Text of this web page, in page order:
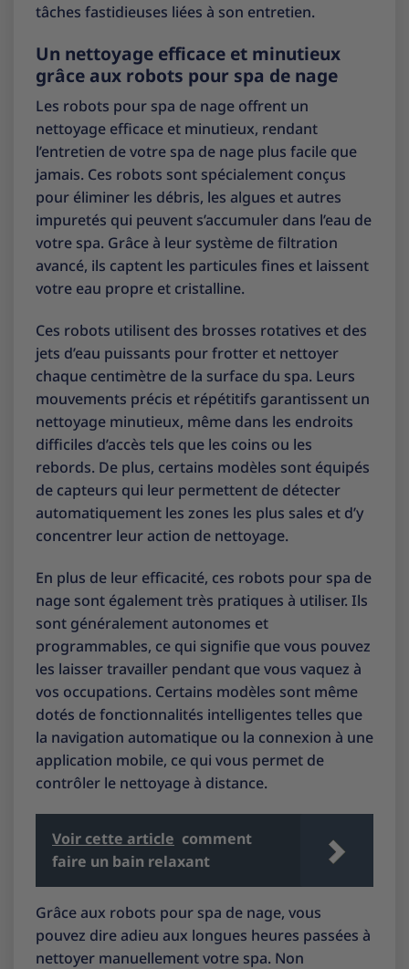
tâches fastidieuses liées à son entretien.
Un nettoyage efficace et minutieux
grâce aux robots pour spa de nage
Les robots pour spa de nage offrent un
nettoyage efficace et minutieux, rendant
l’entretien de votre spa de nage plus facile que
jamais. Ces robots sont spécialement conçus
pour éliminer les débris, les algues et autres
impuretés qui peuvent s’accumuler dans l’eau de
votre spa. Grâce à leur système de filtration
avancé, ils captent les particules fines et laissent
votre eau propre et cristalline.
Ces robots utilisent des brosses rotatives et des
jets d’eau puissants pour frotter et nettoyer
chaque centimètre de la surface du spa. Leurs
mouvements précis et répétitifs garantissent un
nettoyage minutieux, même dans les endroits
difficiles d’accès tels que les coins ou les
rebords. De plus, certains modèles sont équipés
de capteurs qui leur permettent de détecter
automatiquement les zones les plus sales et d’y
concentrer leur action de nettoyage.
En plus de leur efficacité, ces robots pour spa de
nage sont également très pratiques à utiliser. Ils
sont généralement autonomes et
programmables, ce qui signifie que vous pouvez
les laisser travailler pendant que vous vaquez à
vos occupations. Certains modèles sont même
dotés de fonctionnalités intelligentes telles que
la navigation automatique ou la connexion à une
application mobile, ce qui vous permet de
contrôler le nettoyage à distance.
Voir cette article comment
faire un bain relaxant
Grâce aux robots pour spa de nage, vous
pouvez dire adieu aux longues heures passées à
nettoyer manuellement votre spa. Non